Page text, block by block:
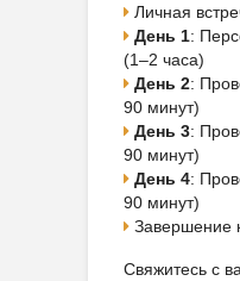
Личная
День 1:
(1–2 часа)
День 2:
90 минут)
День 3:
90 минут)
День 4:
90 минут)
Завершение
Свяжитесь с